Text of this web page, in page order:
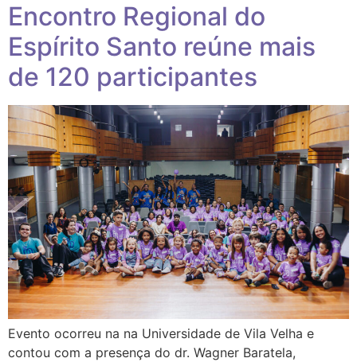
Encontro Regional do
Espírito Santo reúne mais
de 120 participantes
Evento ocorreu na na Universidade de Vila Velha e
contou com a presença do dr. Wagner Baratela,